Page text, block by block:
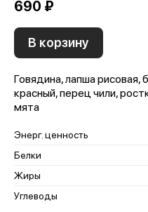
690 ₽
В корзину
Говядина, лапша рисовая,
красный, перец чили,
мята
Энерг. ценность
Белки
Жиры
Углеводы